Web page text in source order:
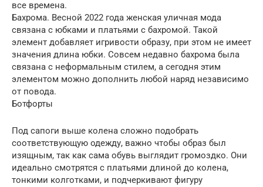
все времена.
Бахрома. Весной 2022 года женская уличная мода
связана с юбками и платьями с бахромой. Такой
элемент добавляет игривости образу, при этом не имеет
значения длина юбки. Совсем недавно бахрома была
связана с неформальным стилем, а сегодня этим
элементом можно дополнить любой наряд независимо
от повода.
Ботфорты
Под сапоги выше колена сложно подобрать
соответствующую одежду, важно чтобы образ был
изящным, так как сама обувь выглядит громоздко. Они
идеально смотрятся с платьями длиной до колена,
тонкими колготками, и подчеркивают фигуру